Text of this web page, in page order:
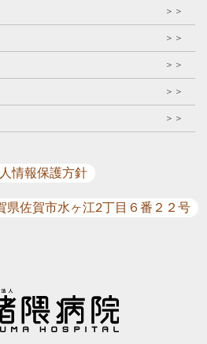
＞＞
＞＞
＞＞
＞＞
＞＞
情報保護方針
県佐賀市水ヶ江2丁目６番２２号